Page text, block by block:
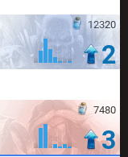
12320
2
7480
3